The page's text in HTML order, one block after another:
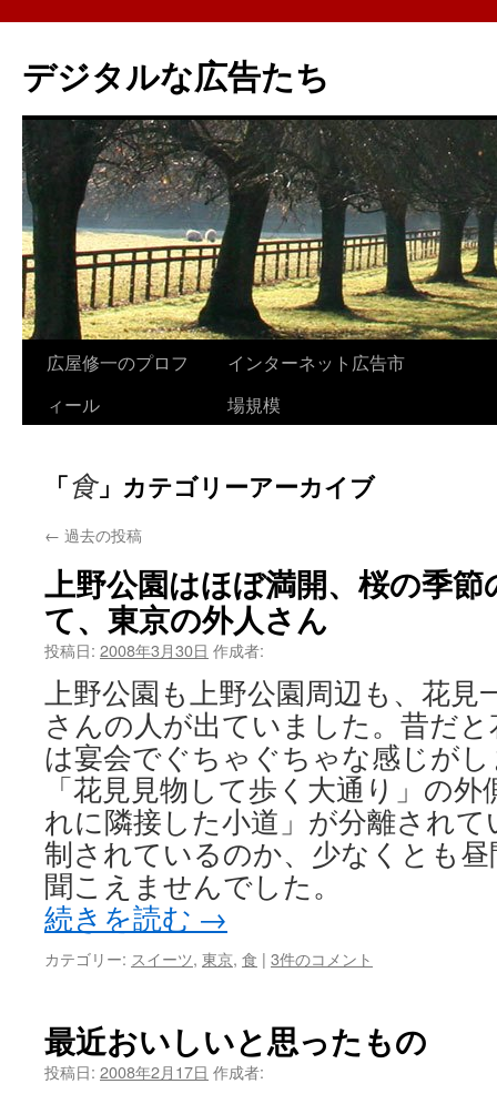
テ
ン
ス
キ
ッ
プ
デジタルな広告たち
広屋修一のプロフ
ィール
インターネット広告市
場規模
「食」カテゴリーアーカイブ
← 過去の投稿
上野公園はほぼ満開、桜の季
て、東京の外人さん
投稿日: 2008年3月30日 作成者:
上野公園も上野公園周辺も、花見
さんの人が出ていました。昔だ
は宴会でぐちゃぐちゃな感じが
「花見見物して歩く大通り」の
れに隣接した小道」が分離され
制されているのか、少なくとも
聞こえませんでした。
続きを読む →
カテゴリー: スイーツ, 東京, 食 | 3件のコメント
最近おいしいと思ったもの
投稿日: 2008年2月17日 作成者: